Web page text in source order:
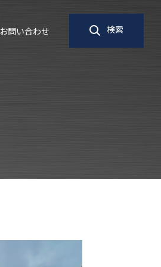
お問い合わせ 検索